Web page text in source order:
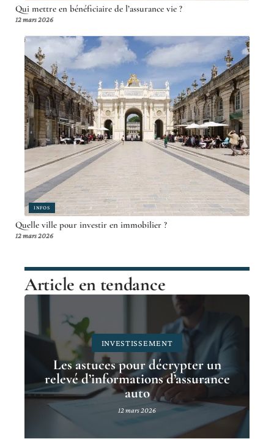
Qui mettre en bénéficiaire de l’assurance vie ?
12 mars 2026
INFOS
Quelle ville pour investir en immobilier ?
12 mars 2026
Article en tendance
INVESTISSEMENT
Les astuces pour décrypter un
relevé d’informations d’assurance
auto
12 mars 2026